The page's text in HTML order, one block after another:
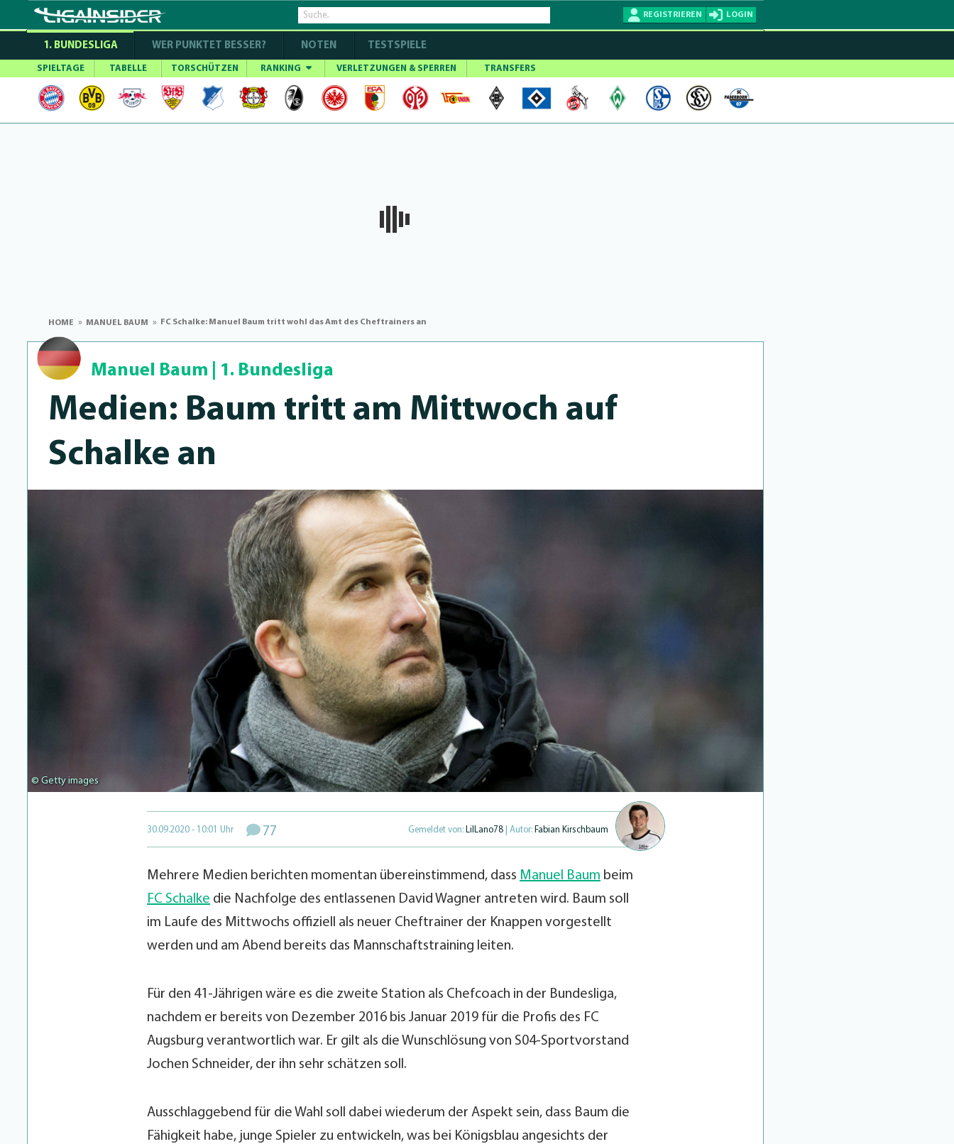
REGISTRIEREN LOGIN
1. BUNDESLIGA WER PUNKTET BESSER? NOTEN TESTSPIELE
SPIELTAGE TABELLE TORSCHÜTZEN RANKING VERLETZUNGEN & SPERREN TRANSFERS
HOME MANUEL BAUM FC Schalke: Manuel Baum tritt wohl das Amt des Cheftrainers an
Manuel Baum 1. Bundesliga
Medien: Baum tritt am Mittwoch auf
Schalke an
© Getty images
30.09.2020 - 10:01 Uhr 77 Gemeldet von: LilLano78 | Autor: Fabian Kirschbaum
Mehrere Medien berichten momentan übereinstimmend, dass Manuel Baum beim
FC Schalke die Nachfolge des entlassenen David Wagner antreten wird. Baum soll
im Laufe des Mittwochs offiziell als neuer Cheftrainer der Knappen vorgestellt
werden und am Abend bereits das Mannschaftstraining leiten.
Für den 41-Jährigen wäre es die zweite Station als Chefcoach in der Bundesliga,
nachdem er bereits von Dezember 2016 bis Januar 2019 für die Profis des FC
Augsburg verantwortlich war. Er gilt als die Wunschlösung von S04-Sportvorstand
Jochen Schneider, der ihn sehr schätzen soll.
Ausschlaggebend für die Wahl soll dabei wiederum der Aspekt sein, dass Baum die
Fähigkeit habe, junge Spieler zu entwickeln, was bei Königsblau angesichts der